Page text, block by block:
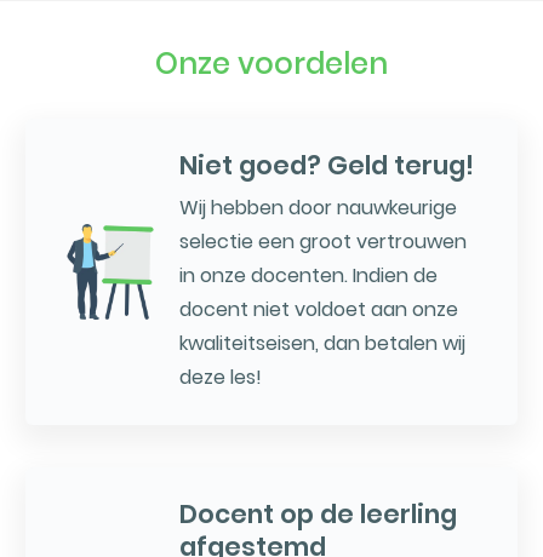
Onze voordelen
Niet goed? Geld terug!
Wij hebben door nauwkeurige
selectie een groot vertrouwen
in onze docenten. Indien de
docent niet voldoet aan onze
kwaliteitseisen, dan betalen wij
deze les!
Docent op de leerling
afgestemd